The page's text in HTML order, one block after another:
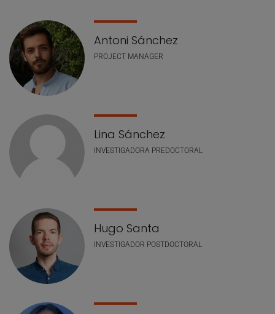
Antoni Sánchez
PROJECT MANAGER
Lina Sánchez
INVESTIGADORA PREDOCTORAL
Hugo Santa
INVESTIGADOR POSTDOCTORAL